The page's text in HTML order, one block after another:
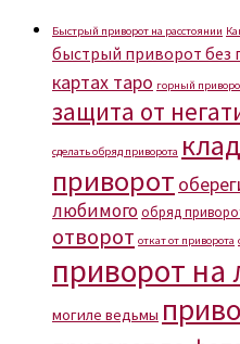
Быстрый приворот на расстоянии
быстрый приворот без
картах таро горный
защита от
сделать обряд приворота
приворот
любимогообряд
отворот откат от приворота
приворот на
могиле ведьмы